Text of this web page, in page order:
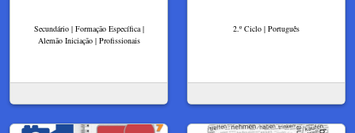
Secundário | Formação Específica |
Alemão Iniciação | Profissionais
2.º Ciclo | Português